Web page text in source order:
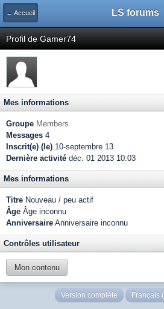
← Accueil LS forums
Profil de Gamer74
Mes informations
Groupe Members
Messages 4
Inscrit(e) (le) 10-septembre 13
Dernière activité déc. 01 2013 10:03
Mes informations
Titre Nouveau / peu actif
Âge Âge inconnu
Anniversaire Anniversaire inconnu
Contrôles utilisateur
Mon contenu
Version complète Français